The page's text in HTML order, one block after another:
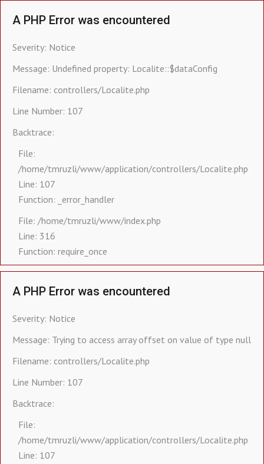
A PHP Error was encountered
Severity: Notice
Message: Undefined property: Localite::$dataConfig
Filename: controllers/Localite.php
Line Number: 107
Backtrace:
File:
/home/tmruzli/www/application/controllers/Localite.php
Line: 107
Function: _error_handler
File: /home/tmruzli/www/index.php
Line: 316
Function: require_once
A PHP Error was encountered
Severity: Notice
Message: Trying to access array offset on value of type null
Filename: controllers/Localite.php
Line Number: 107
Backtrace:
File:
/home/tmruzli/www/application/controllers/Localite.php
Line: 107